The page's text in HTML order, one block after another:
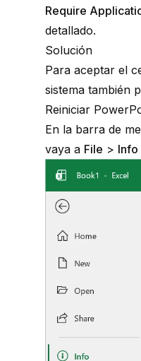
Require
detallado.
Solución
Para aceptar el
sistema también
Reiniciar
En la barra de
vaya a File > Info